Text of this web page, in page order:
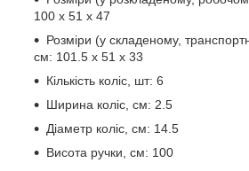
100 х 51 х 47
Розміри (у складеному,
см: 101.5 х 51 х 33
Кількість коліс, шт: 6
Ширина коліс, см: 2.5
Діаметр коліс, см: 14.5
Висота ручки, см: 100